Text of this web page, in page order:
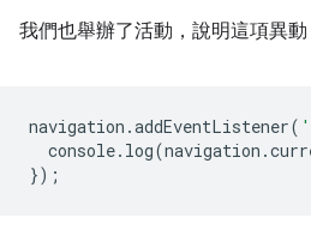
我們也舉辦了活動，說明這項異動
navigation .addEventListener(
console. log(navigation .
});